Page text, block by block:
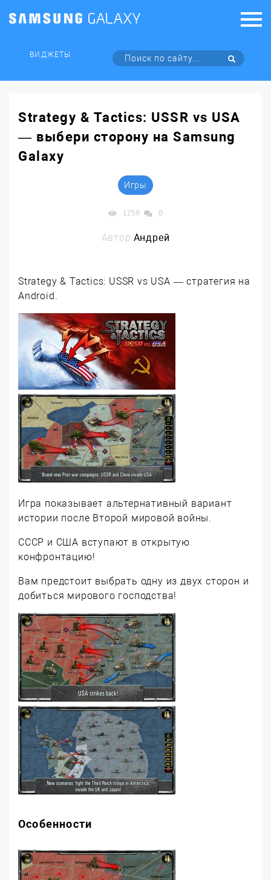
ВИДЖЕТЫ
Strategy & Tactics: USSR vs USA
— выбери сторону на Samsung
Galaxy
Игры
1259 0
Автор:Андрей
Strategy & Tactics: USSR vs USA — стратегия на
Android.
Игра показывает альтернативный вариант
истории после Второй мировой войны.
СССР и США вступают в открытую
конфронтацию!
Вам предстоит выбрать одну из двух сторон и
добиться мирового господства!
Особенности